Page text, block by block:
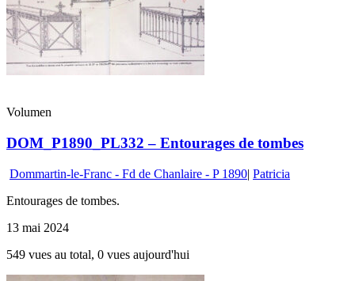
Volumen
DOM_P1890_PL332 – Entourages de tombes
Dommartin-le-Franc - Fd de Chanlaire - P 1890| Patricia
Entourages de tombes.
13 mai 2024
549 vues au total, 0 vues aujourd'hui